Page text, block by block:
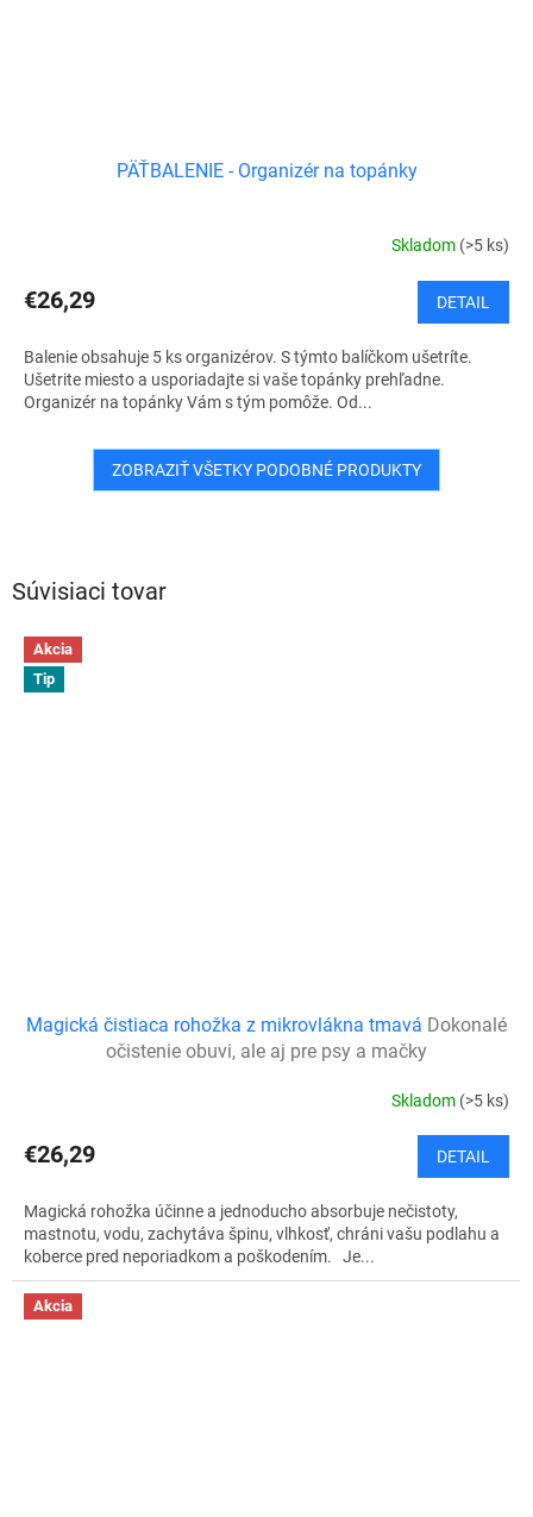
Súvisiaci tovar
Akcia
Tip
Magická čistiaca rohožka z mikrovlákna tmavá Dokonalé
očistenie obuvi, ale aj pre psy a mačky
Skladom (>5 ks)
€26,29 DETAIL
Magická rohožka účinne a jednoducho absorbuje nečistoty,
mastnotu, vodu, zachytáva špinu, vlhkosť, chráni vašu podlahu a
koberce pred neporiadkom a poškodením. Je...
Akcia
PÄŤBALENIE - Organizér na topánky
Skladom (>5 ks)
€26,29 DETAIL
Balenie obsahuje 5 ks organizérov. S týmto balíčkom ušetríte.
Ušetrite miesto a usporiadajte si vaše topánky prehľadne.
Organizér na topánky Vám s tým pomôže. Od...
ZOBRAZIŤ VŠETKY PODOBNÉ PRODUKTY